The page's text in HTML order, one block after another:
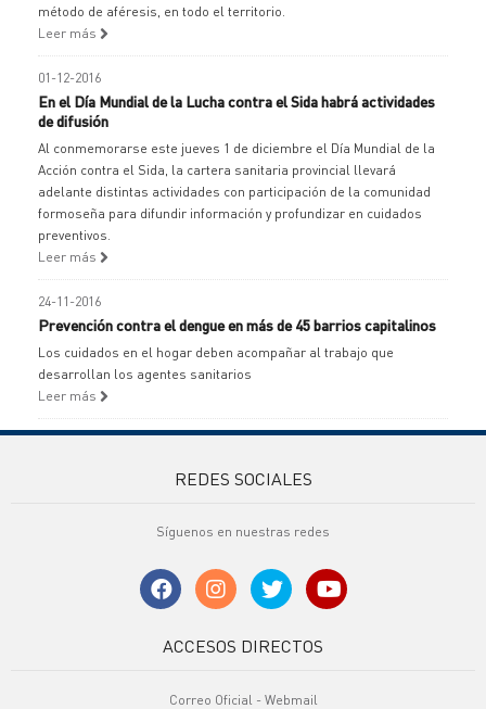
método de aféresis, en todo el territorio.
Leer más
01-12-2016
En el Día Mundial de la Lucha contra el Sida habrá actividades
de difusión
Al conmemorarse este jueves 1 de diciembre el Día Mundial de la
Acción contra el Sida, la cartera sanitaria provincial llevará
adelante distintas actividades con participación de la comunidad
formoseña para difundir información y profundizar en cuidados
preventivos.
Leer más
24-11-2016
Prevención contra el dengue en más de 45 barrios capitalinos
Los cuidados en el hogar deben acompañar al trabajo que
desarrollan los agentes sanitarios
Leer más
REDES SOCIALES
Síguenos en nuestras redes
ACCESOS DIRECTOS
Correo Oficial - Webmail